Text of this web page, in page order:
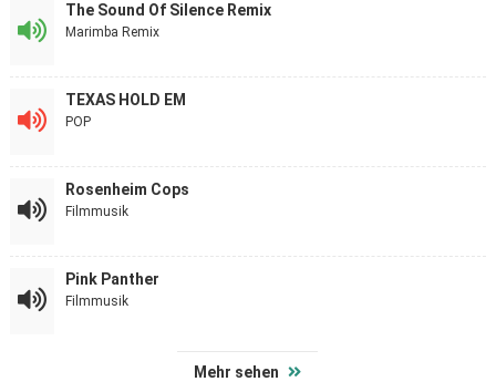
The Sound Of Silence Remix
Marimba Remix
TEXAS HOLD EM
POP
Rosenheim Cops
Filmmusik
Pink Panther
Filmmusik
Mehr sehen